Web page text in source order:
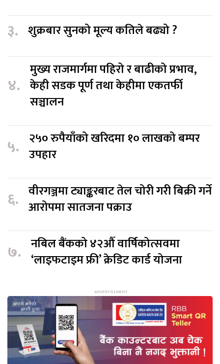
३. शुक्रबार सुनको मूल्य कतिले बढ्यो ?
४.
मुख्य राजमार्गमा पहिरो र बाढीको प्रभाव,
केही सडक पूर्ण तथा केहीमा एकतर्फी
सञ्चालन
५. २५० रुपैयाँको खरिदमा १० लाखको बम्पर
उपहार
६. वीरगञ्जमा ट्याङ्करबाट तेल चोरी गरी बिक्री गर्ने
आरोपमा सातजना पक्राउ
७. नबिल बैंकको ४२औँ वार्षिकोत्सवमा
‘लाइफटाइम फ्री’ क्रेडिट कार्ड योजना